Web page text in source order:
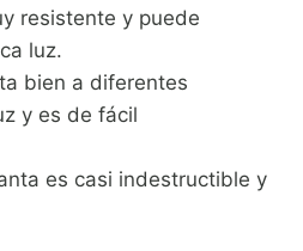
resistente y puede
luz.
bien a diferentes
y es de fácil
es casi indestructible y